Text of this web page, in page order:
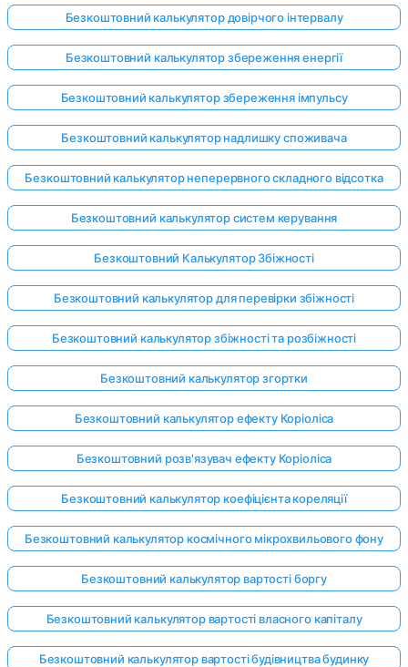
Безкоштовний калькулятор довірчого інтервалу
Безкоштовний калькулятор збереження енергії
Безкоштовний калькулятор збереження імпульсу
Безкоштовний калькулятор надлишку споживача
Безкоштовний калькулятор неперервного складного відсотка
Безкоштовний калькулятор систем керування
Безкоштовний Калькулятор Збіжності
Безкоштовний калькулятор для перевірки збіжності
Безкоштовний калькулятор збіжності та розбіжності
Безкоштовний калькулятор згортки
Безкоштовний калькулятор ефекту Коріоліса
Безкоштовний розв'язувач ефекту Коріоліса
Безкоштовний калькулятор коефіцієнта кореляції
Безкоштовний калькулятор космічного мікрохвильового фону
Безкоштовний калькулятор вартості боргу
Безкоштовний калькулятор вартості власного капіталу
Безкоштовний калькулятор вартості будівництва будинку